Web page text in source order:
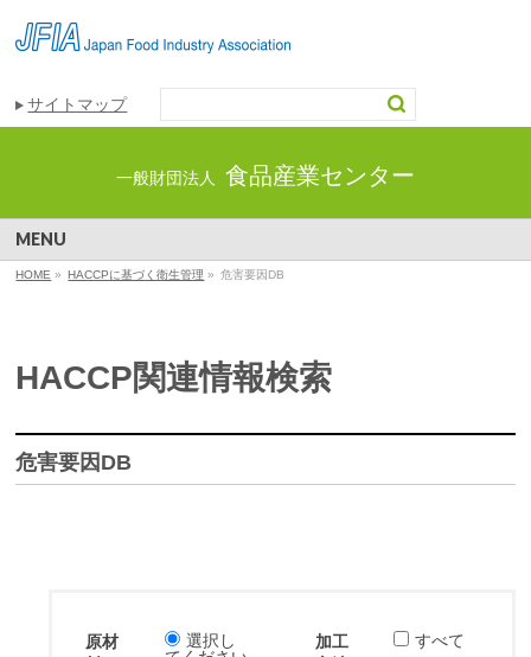
サイトマップ
一般財団法人 食品産業センター
MENU
HOME » HACCPに基づく衛生管理 » 危害要因DB
HACCP関連情報検索
危害要因DB
原材
選択し
加工
すべて